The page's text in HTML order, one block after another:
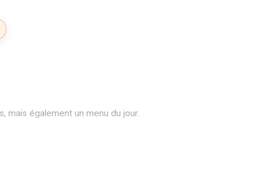
mais également un menu du jour.